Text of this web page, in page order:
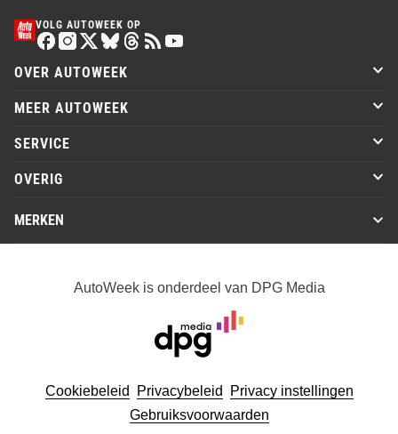
VOLG AUTOWEEK OP
OVER AUTOWEEK
MEER AUTOWEEK
SERVICE
OVERIG
MERKEN
AutoWeek is onderdeel van DPG Media
Cookiebeleid Privacybeleid
Privacy instellingen
Gebruiksvoorwaarden